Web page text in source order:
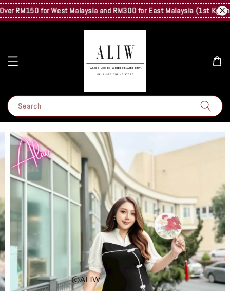
RM150 for West Malaysia and RM300 for East Malaysia (1st Kg
Search